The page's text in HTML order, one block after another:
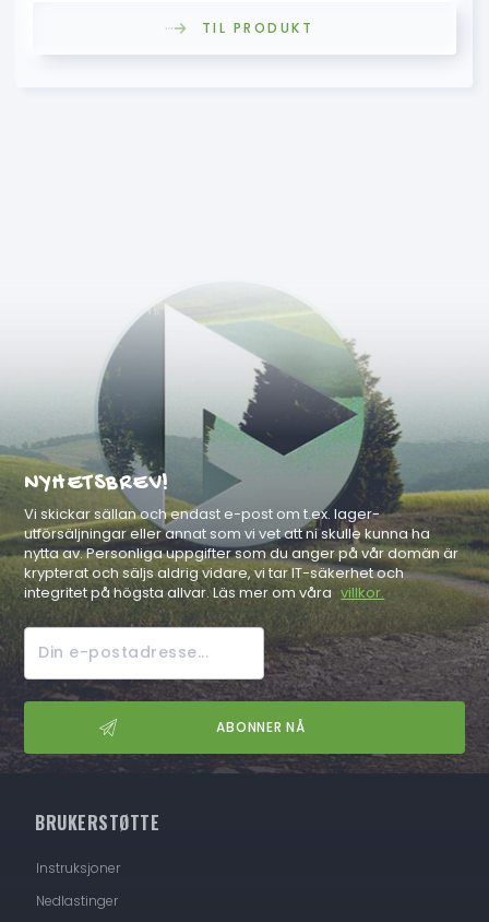
TIL PRODUKT
NYHETSBREV!
Vi skickar sällan och endast e-post om t.ex. lager-
utförsäljningar eller annat som vi vet att ni skulle kunna ha
nytta av. Personliga uppgifter som du anger på vår domän är
krypterat och säljs aldrig vidare, vi tar IT-säkerhet och
integritet på högsta allvar. Läs mer om våra villkor.
BRUKERSTØTTE
Instruksjoner
Nedlastinger